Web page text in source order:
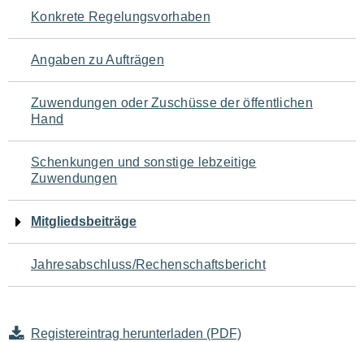
Seiteninhalt
Konkrete Regelungsvorhaben
Angaben zu Aufträgen
Zuwendungen oder Zuschüsse der öffentlichen
Hand
Schenkungen und sonstige lebzeitige
Zuwendungen
Mitgliedsbeiträge
Jahresabschluss/Rechenschaftsbericht
Registereintrag herunterladen (PDF)